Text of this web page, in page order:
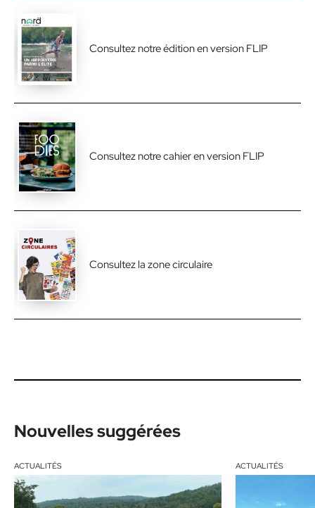
Consultez notre édition en version FLIP
Consultez notre cahier en version FLIP
Consultez la zone circulaire
Nouvelles suggérées
ACTUALITÉS ACTUALITÉS